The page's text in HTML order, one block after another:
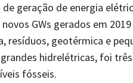
geração de energia
GWs gerados em
resíduos, geotérmica e
hidrelétricas, foi
fósseis.